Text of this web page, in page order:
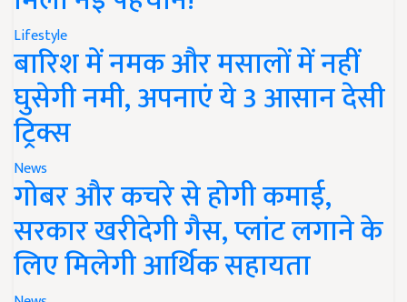
Lifestyle
बारिश में नमक और मसालों में नहीं
घुसेगी नमी, अपनाएं ये 3 आसान देसी
ट्रिक्स
News
गोबर और कचरे से होगी कमाई,
सरकार खरीदेगी गैस, प्लांट लगाने के
लिए मिलेगी आर्थिक सहायता